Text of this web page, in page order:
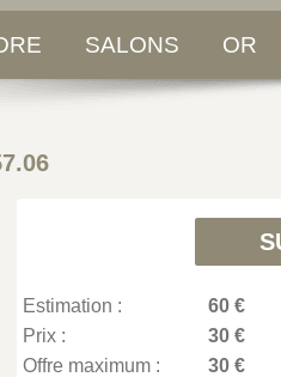
SALONS OR
Estimation :
60 €
Prix :
30 €
Offre maximum :
30 €